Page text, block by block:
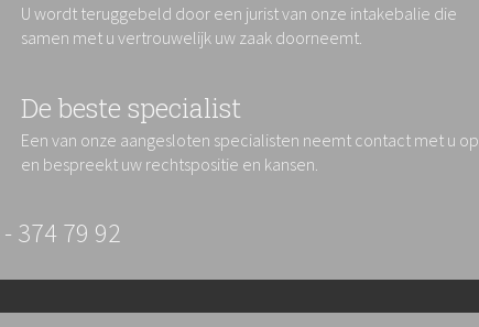
U wordt teruggebeld door een jurist van onze intakebalie die
samen met u vertrouwelijk uw zaak doorneemt.
De beste specialist
Een van onze aangesloten specialisten neemt contact met u op
en bespreekt uw rechtspositie en kansen.
374 79 92